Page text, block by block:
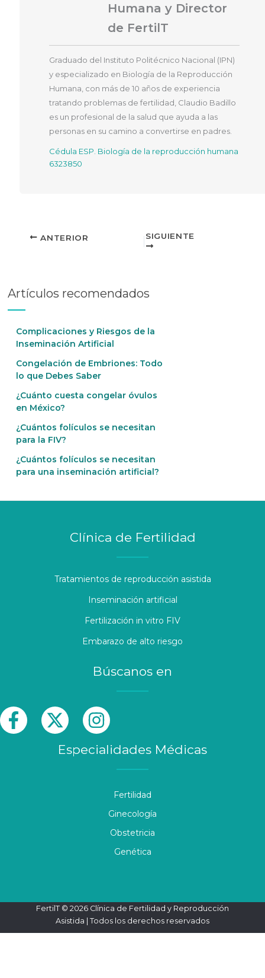
Humana y Director
de FertilT
Graduado del Instituto Politécnico Nacional (IPN)
y especializado en Biología de la Reproducción
Humana, con más de 10 años de experiencia
tratando problemas de fertilidad, Claudio Badillo
es un profesional de la salud que ayuda a las
personas en su camino a convertirse en padres.
Cédula ESP. Biología de la reproducción humana
6323850
ANTERIOR SIGUIENTE
Artículos recomendados
Complicaciones y Riesgos de la
Inseminación Artificial
Congelación de Embriones: Todo
lo que Debes Saber
¿Cuánto cuesta congelar óvulos
en México?
¿Cuántos folículos se necesitan
para la FIV?
¿Cuántos folículos se necesitan
para una inseminación artificial?
Clínica de Fertilidad
Tratamientos de reproducción asistida
Inseminación artificial
Fertilización in vitro FIV
Embarazo de alto riesgo
Búscanos en
Especialidades Médicas
Fertilidad
Ginecología
Obstetricia
Genética
FertilT © 2026 Clínica de Fertilidad y Reproducción
Asistida | Todos los derechos reservados